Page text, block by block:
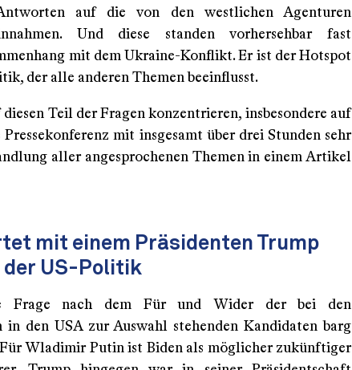
auf die von den westlichen Agenturen
Und diese standen vorhersehbar fast
mit dem Ukraine-Konflikt. Er ist der Hotspot
der alle anderen Themen beeinflusst.
Teil der Fragen konzentrieren, insbesondere auf
mit insgesamt über drei Stunden sehr
aller angesprochenen Themen in einem Artikel
mit einem Präsidenten Trump
der US-Politik
Frage nach dem Für und Wider der bei den
in den USA zur Auswahl stehenden Kandidaten barg
Wladimir Putin ist Biden als möglicher zukünftiger